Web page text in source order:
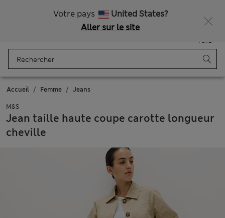
Votre pays
United States?
Aller sur le site
Panier
Accueil Femme Jeans
M&S
Jean taille haute coupe carotte longueur
cheville